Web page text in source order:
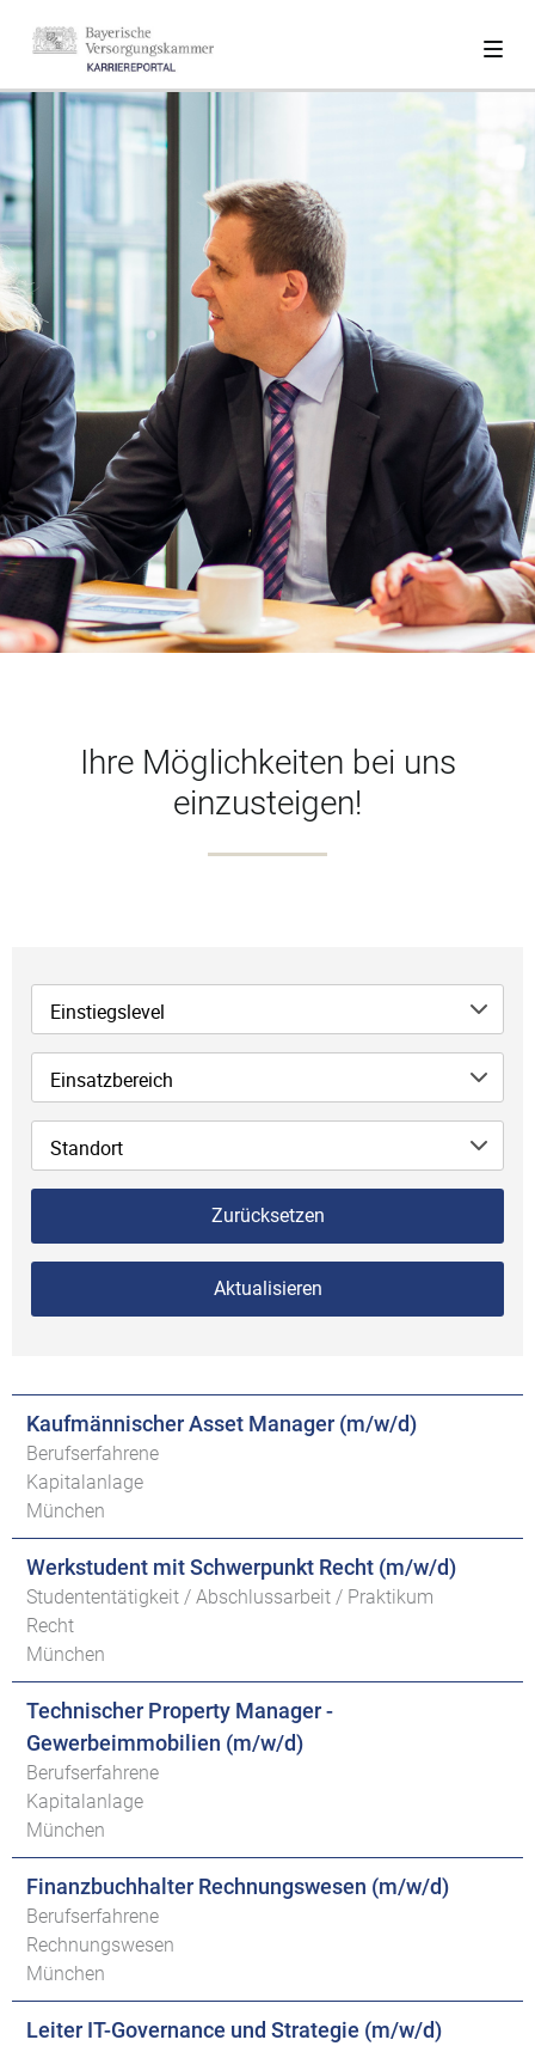
Ihre Möglichkeiten bei uns
einzusteigen!
Einstiegslevel
Einsatzbereich
Standort
Zurücksetzen
Aktualisieren
Kaufmännischer Asset Manager (m/w/d)
Berufserfahrene
Kapitalanlage
München
Werkstudent mit Schwerpunkt Recht (m/w/d)
Studententätigkeit / Abschlussarbeit / Praktikum
Recht
München
Technischer Property Manager -
Gewerbeimmobilien (m/w/d)
Berufserfahrene
Kapitalanlage
München
Finanzbuchhalter Rechnungswesen (m/w/d)
Berufserfahrene
Rechnungswesen
München
Leiter IT-Governance und Strategie (m/w/d)